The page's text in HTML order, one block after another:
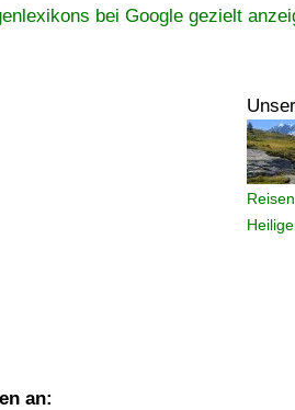
bei Google gezielt
Unser
an: